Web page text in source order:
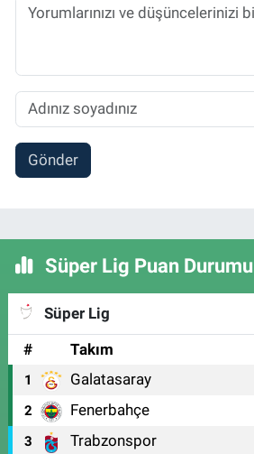
Gönder
Süper Lig Puan Durumu
Süper Lig
#
Takım
1 Galatasaray
2 Fenerbahçe
3 Trabzonspor